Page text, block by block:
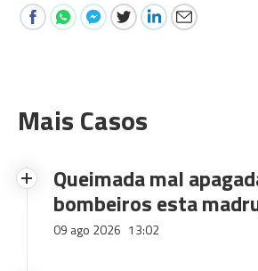
Mais Casos
Queimada mal
bombeiros esta
09 ago 2026 13:02